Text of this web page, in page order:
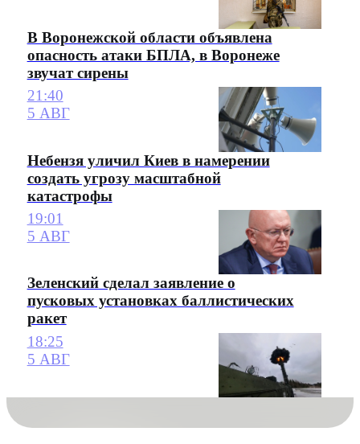
В Воронежской области объявлена
опасность атаки БПЛА, в Воронеже
звучат сирены
21:40
5 АВГ
Небензя уличил Киев в намерении
создать угрозу масштабной
катастрофы
19:01
5 АВГ
Зеленский сделал заявление о
пусковых установках баллистических
ракет
18:25
5 АВГ